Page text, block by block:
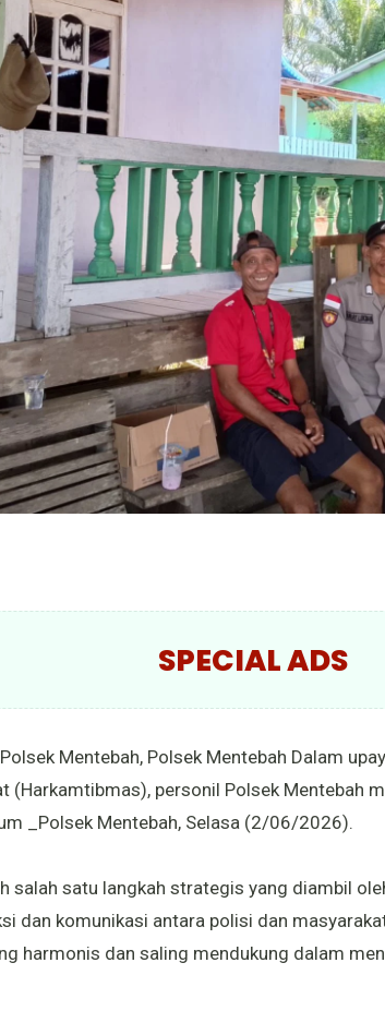
SPECIAL ADS
Mentebah, Polsek Mentebah Dalam
(Harkamtibmas), personil Polsek Mentebah
_Polsek Mentebah, Selasa (2/06/2026).
salah satu langkah strategis yang diambil
dan komunikasi antara polisi dan
harmonis dan saling mendukung dalam